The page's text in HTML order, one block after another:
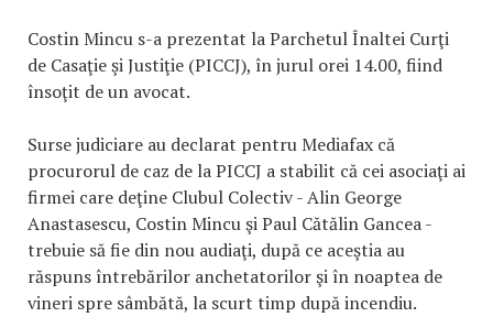
Costin Mincu s-a prezentat la Parchetul Înaltei Curţi
de Casaţie şi Justiţie (PICCJ), în jurul orei 14.00, fiind
însoţit de un avocat.
Surse judiciare au declarat pentru Mediafax că
procurorul de caz de la PICCJ a stabilit că cei asociaţi ai
firmei care deţine Clubul Colectiv - Alin George
Anastasescu, Costin Mincu şi Paul Cătălin Gancea -
trebuie să fie din nou audiaţi, după ce aceştia au
răspuns întrebărilor anchetatorilor şi în noaptea de
vineri spre sâmbătă, la scurt timp după incendiu.